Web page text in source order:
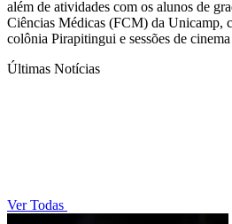
além de atividades com os alunos de
Ciências Médicas (FCM) da Unicamp,
colônia Pirapitingui e sessões de
Últimas Notícias
Ver Todas